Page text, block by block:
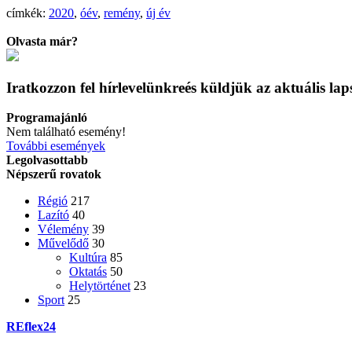
címkék: 2020, óév, remény, új év
Olvasta már?
Iratkozzon fel hírlevelünkreés küldjük az aktuális
Programajánló
Nem található esemény!
További események
Legolvasottabb
Népszerű rovatok
Régió 217
Lazító 40
Vélemény 39
Művelődő 30
Kultúra 85
Oktatás 50
Helytörténet 23
Sport 25
REflex24